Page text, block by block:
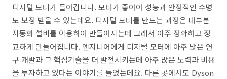
디지털 모터가 들어갑니다. 모터가 좋아야 성능과 안정적인 수명
도 보장 받을 수 있는데요. 디지털 모터를 만드는 과정은 대부분
자동화 설비를 이용하여 만들어지는데 그래서 아주 정확하고 정
교하게 만들어집니다. 엔지니어에게 디지털 모터에 아주 많은 연
구 개발과 그 핵심기술을 더 발전시키는데 아주 많은 노력과 비용
을 투자하고 있다는 이야기를 들었는데요. 다른 곳에서도 Dyson